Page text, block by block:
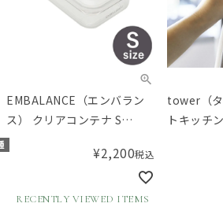
EMBALANCE（エンバラン
ス） クリアコンテナ S
620mL
¥2,200税込
tower（
トキッチ
RECENTLY VIEWED ITEMS